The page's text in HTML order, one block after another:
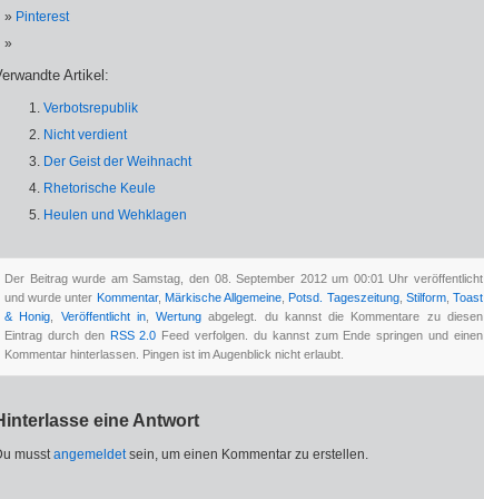
Pinterest
Artikel:
Verbotsrepublik
Nicht verdient
Der Geist der Weihnacht
Rhetorische Keule
Heulen und Wehklagen
Der Beitrag wurde am Samstag, den 08. September 2012 um 00:01 Uhr veröffentlicht
und wurde unter Kommentar, Märkische Allgemeine ,Potsd. Tageszeitung, Stilform,Toast
& Honig
Veröffentlicht in,Wertung abgelegt. du kannst die Kommentare zu diesen
Eintrag durch den RSS 2.0 Feed verfolgen. du kannst zum Ende springen und einen
Kommentar hinterlassen. Pingen ist im Augenblick nicht erlaubt.
eine Antwort
musst angemeldet sein, um einen Kommentar zu erstellen.